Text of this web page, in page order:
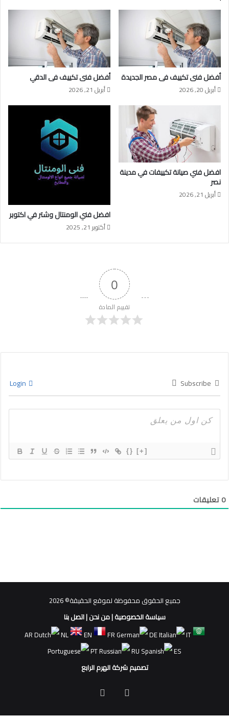
أفضل فنى تكييف فى مصر الجديدة
أبريل 20, 2026
أفضل فنى تكييف فى الدقي
أبريل 21, 2026
افضل فني صيانة تكييفات في مدينة
نصر
أبريل 21, 2026
افضل فني الومنتال وشتر في اكتوبر
أكتوبر 21, 2025
0
تقييم المادة
Subscribe
{} [+]
0تعليقات
جميع الحقوق محفوظة لموقع الحقيقة© 2026
سياسة الخصوصية|من نحن|اتصل بنا
AR
NL EN FR DE
IT
PT
RU
ES
تصميم شركة الهرم الرابع
فيسبوك